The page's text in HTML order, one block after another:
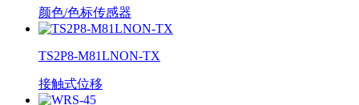
颜色/色标传感器
TS2P8-M81LNON-TX
接触式位移